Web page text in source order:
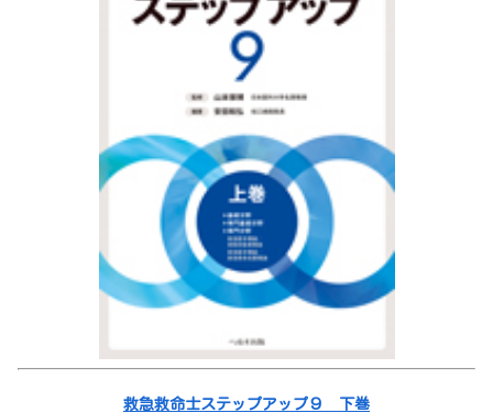
救急救命士ステップアップ９ 下巻